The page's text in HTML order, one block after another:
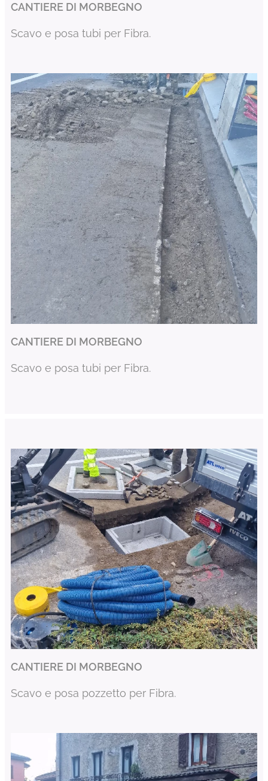
CANTIERE DI MORBEGNO
Scavo e posa tubi per Fibra.
CANTIERE DI MORBEGNO
Scavo e posa tubi per Fibra.
CANTIERE DI MORBEGNO
Scavo e posa pozzetto per Fibra.